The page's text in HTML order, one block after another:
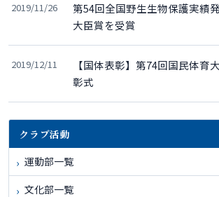
2019/11/26
第54回全国野生生物保護実績
大臣賞を受賞
2019/12/11
【国体表彰】第74回国民体
彰式
クラブ活動
運動部一覧
文化部一覧